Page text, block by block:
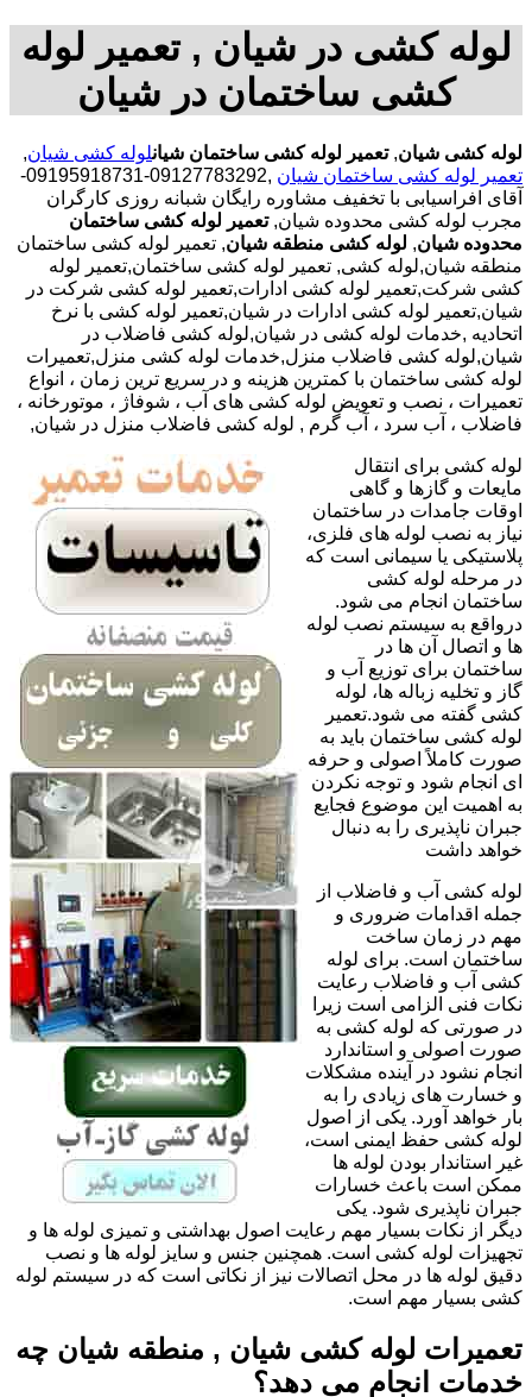
لوله کشی در شیان , تعمیر لوله
کشی ساختمان در شیان
لوله کشی شیان,تعمیر لوله کشی ساختمان شیانلوله کشی شیان,
تعمیر لوله کشی ساختمان شیان
,09127783292-09195918731-
آقای افراسیابی با تخفیف مشاوره رایگان شبانه روزی کارگران
مجرب لوله کشی محدوده شیان,تعمیر لوله کشی ساختمان
محدوده شیان, لوله کشی منطقه شیان, تعمیر لوله کشی ساختمان
منطقه شیان,لوله کشی, تعمیر لوله کشی ساختمان,تعمیر لوله
کشی شرکت,تعمیر لوله کشی ادارات,تعمیر لوله کشی شرکت در
شیان,تعمیر لوله کشی ادارات در شیان,تعمیر لوله کشی با نرخ
اتحادیه ,خدمات لوله کشی در شیان,لوله کشی فاضلاب در
شیان,لوله کشی فاضلاب منزل,خدمات لوله کشی منزل,تعمیرات
لوله کشی ساختمان با کمترین هزینه و در سریع ترین زمان ، انواع
تعمیرات ، نصب و تعویض لوله کشی های آب ، شوفاژ ، موتورخانه ،
فاضلاب ، آب سرد ، آب گرم , لوله کشی فاضلاب منزل در شیان,
لوله کشی برای انتقال
مایعات و گازها و گاهی
اوقات جامدات در ساختمان
نیاز به نصب لوله های فلزی،
پلاستیکی یا سیمانی است که
در مرحله لوله کشی
ساختمان انجام می شود.
درواقع به سیستم نصب لوله
ها و اتصال آن ها در
ساختمان برای توزیع آب و
گاز و تخلیه زباله ها، لوله
کشی گفته می شود.تعمیر
لوله کشی ساختمان باید به
صورت کاملاً اصولی و حرفه
ای انجام شود و توجه نکردن
به اهمیت این موضوع فجایع
جبران ناپذیری را به دنبال
خواهد داشت
لوله کشی آب و فاضلاب از
جمله اقدامات ضروری و
مهم در زمان ساخت
ساختمان است. برای لوله
کشی آب و فاضلاب رعایت
نکات فنی الزامی است زیرا
در صورتی که لوله کشی به
صورت اصولی و استاندارد
انجام نشود در آینده مشکلات
و خسارت های زیادی را به
بار خواهد آورد. یکی از اصول
لوله کشی حفظ ایمنی است،
غیر استاندار بودن لوله ها
ممکن است باعث خسارات
جبران ناپذیری شود. یکی
دیگر از نکات بسیار مهم رعایت اصول بهداشتی و تمیزی لوله ها و
تجهیزات لوله کشی است. همچنین جنس و سایز لوله ها و نصب
دقیق لوله ها در محل اتصالات نیز از نکاتی است که در سیستم لوله
کشی بسیار مهم است.
تعمیرات لوله کشی شیان , منطقه شیان چه
خدمات انجام می دهد؟